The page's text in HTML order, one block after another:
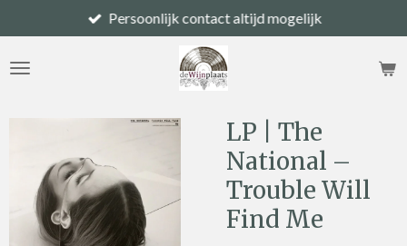
direct
naar
Persoonlijk contact altijd mogelijk
LP | The
National –
Trouble Will
Find Me